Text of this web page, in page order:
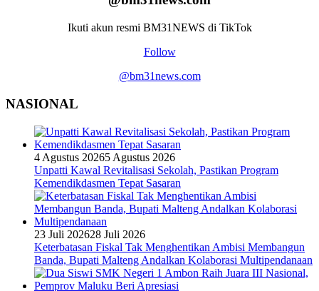
Ikuti akun resmi BM31NEWS di TikTok
Follow
@bm31news.com
NASIONAL
4 Agustus 20265 Agustus 2026
Unpatti Kawal Revitalisasi Sekolah, Pastikan Program
Kemendikdasmen Tepat Sasaran
23 Juli 202628 Juli 2026
Keterbatasan Fiskal Tak Menghentikan Ambisi Membangun
Banda, Bupati Malteng Andalkan Kolaborasi Multipendanaan